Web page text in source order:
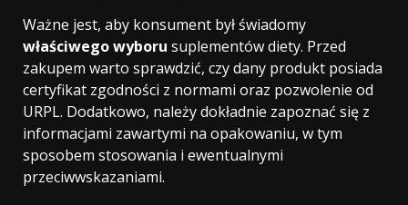
Ważne jest, aby konsument był świadomy
właściwego wyboru suplementów diety. Przed
zakupem warto sprawdzić, czy dany produkt posiada
certyfikat zgodności z normami oraz pozwolenie od
URPL. Dodatkowo, należy dokładnie zapoznać się z
informacjami zawartymi na opakowaniu, w tym
sposobem stosowania i ewentualnymi
przeciwwskazaniami.